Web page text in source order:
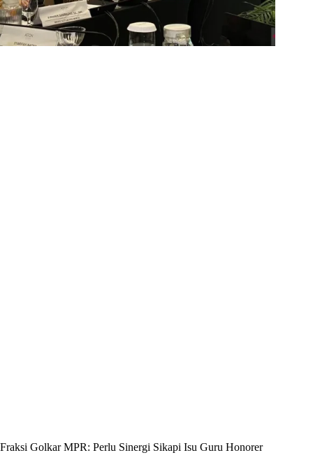
Fraksi Golkar MPR: Perlu Sinergi Sikapi Isu Guru Honorer